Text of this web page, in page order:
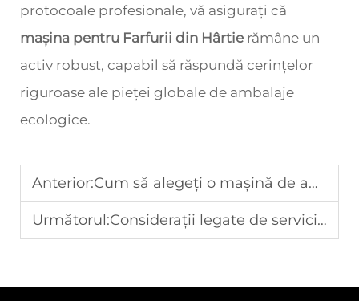
protocoale profesionale, vă asigurați că
mașina pentru Farfurii din Hârtie rămâne un
activ robust, capabil să răspundă cerințelor
riguroase ale pieței globale de ambalaje
ecologice.
Anterior:Cum să alegeți o mașină de ambalare cu strângere termică pentru dimensiuni diferite ale produselor
Următorul:Considerații legate de serviciul post-vânzare pentru mașinile de fabricare a farfuriilor din hârtie